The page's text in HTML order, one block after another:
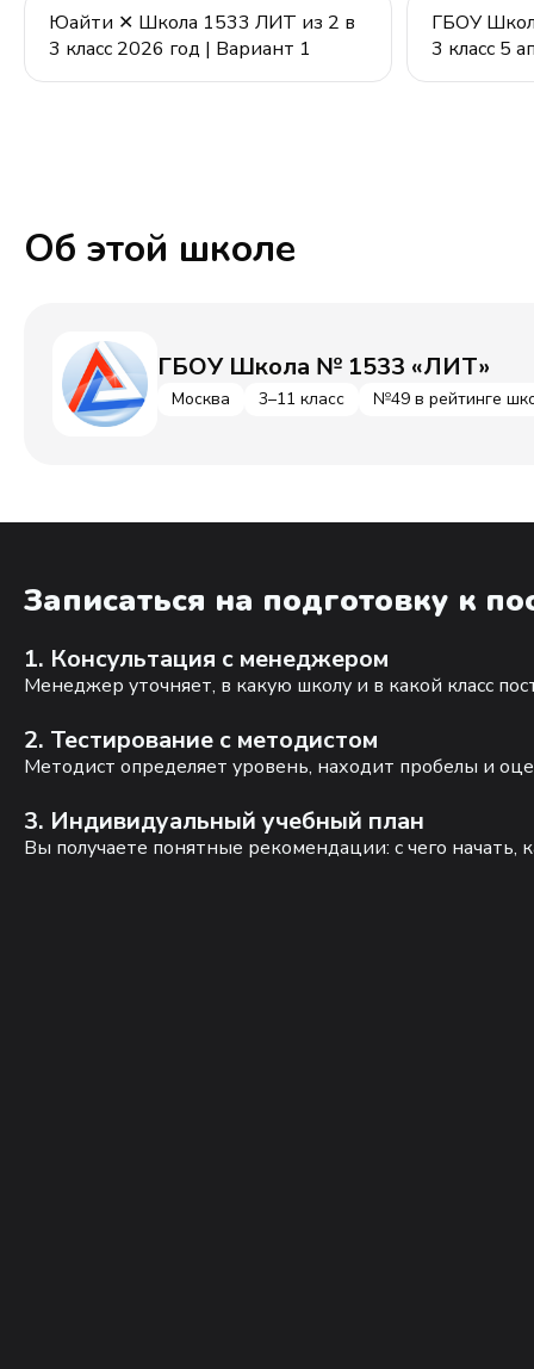
Юайти ✕ Школа 1533 ЛИТ из 2 в
3 класс 2026 год | Вариант 1
ГБОУ
3 класс 5
Об этой школе
ГБОУ Школа № 1533 «ЛИТ»
Москва 3–11 класс №49 в рейтинге
Записаться на подготовку к
1. Консультация с менеджером
Менеджер уточняет, в какую школу и в какой класс
2. Тестирование с методистом
Методист определяет уровень, находит пробелы и
3. Индивидуальный учебный план
Вы получаете понятные рекомендации: с чего начать,